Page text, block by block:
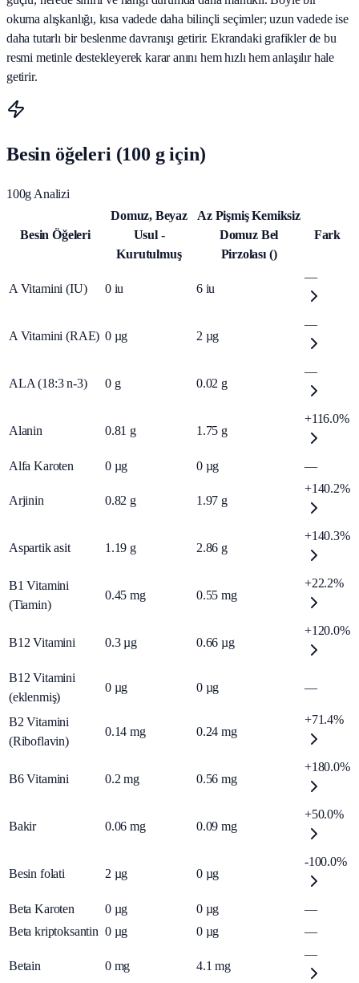
okuma alışkanlığı, kısa vadede daha bilinçli seçimler; uzun vadede ise
daha tutarlı bir beslenme davranışı getirir. Ekrandaki grafikler de bu
resmi metinle destekleyerek karar anını hem hızlı hem anlaşılır hale
getirir.
Besin öğeleri (100 g için)
100g Analizi
Besin Öğeleri
Domuz, Beyaz
Usul -
Kurutulmuş
Az Pişmiş Kemiksiz
Domuz Bel
Pirzolası ()
Fark
A Vitamini (IU) 0 iu 6 iu
—
A Vitamini (RAE) 0 µg 2 µg
—
ALA (18:3 n-3) 0 g 0.02 g
—
Alanin 0.81 g 1.75 g
+116.0%
Alfa Karoten 0 µg 0 µg —
Arjinin 0.82 g 1.97 g
+140.2%
Aspartik asit 1.19 g 2.86 g
+140.3%
B1 Vitamini
(Tiamin)
0.45 mg 0.55 mg
+22.2%
B12 Vitamini 0.3 µg 0.66 µg
+120.0%
B12 Vitamini
(eklenmiş)
0 µg 0 µg —
B2 Vitamini
(Riboflavin)
0.14 mg 0.24 mg
+71.4%
B6 Vitamini 0.2 mg 0.56 mg
+180.0%
Bakir 0.06 mg 0.09 mg
+50.0%
Besin folati 2 µg 0 µg
-100.0%
Beta Karoten 0 µg 0 µg
—
Beta kriptoksantin 0 µg 0 µg —
Betain 0 mg 4.1 mg
—